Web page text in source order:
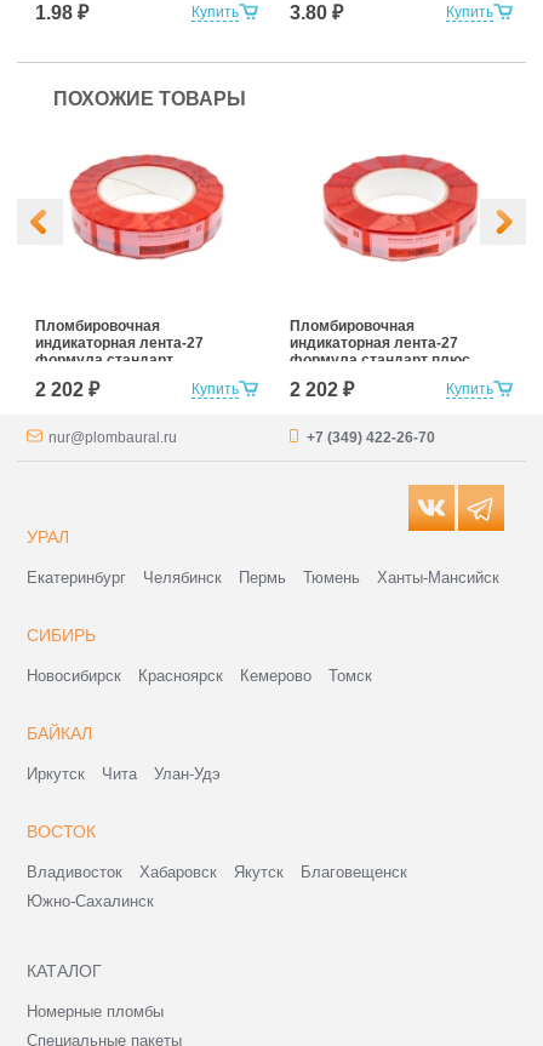
Купить
1.98 ₽ Купить
3.80 ₽
ПОХОЖИЕ ТОВАРЫ
Купить
Пломбировочная
индикаторная лента-27
формула стандарт
2 202 ₽ Купить
Пломбировочная
индикаторная лента-27
формула стандарт плюс
2 202 ₽
nur@plombaural.ru +7 (349) 422-26-70
УРАЛ
Екатеринбург Челябинск Пермь Тюмень Ханты-Мансийск
СИБИРЬ
Новосибирск Красноярск Кемерово Томск
БАЙКАЛ
Иркутск Чита Улан-Удэ
ВОСТОК
Владивосток Хабаровск Якутск
Благовещенск
Южно-Сахалинск
КАТАЛОГ
Номерные пломбы
Специальные пакеты